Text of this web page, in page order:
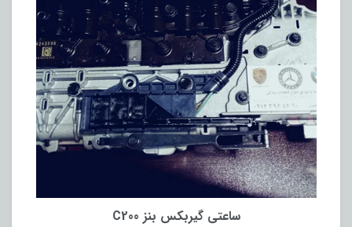
ساعتی گیربکس بنز C200